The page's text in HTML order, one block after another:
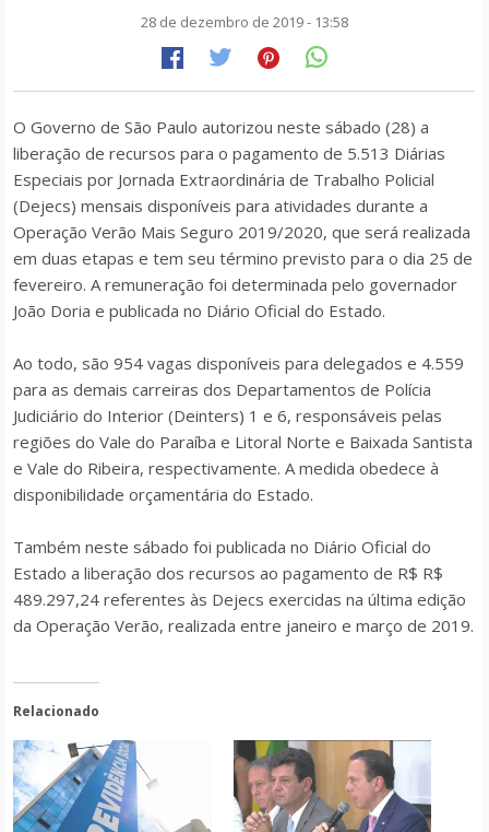
28 de dezembro de 2019 - 13:58
O Governo de São Paulo autorizou neste sábado (28) a
liberação de recursos para o pagamento de 5.513 Diárias
Especiais por Jornada Extraordinária de Trabalho Policial
(Dejecs) mensais disponíveis para atividades durante a
Operação Verão Mais Seguro 2019/2020, que será realizada
em duas etapas e tem seu término previsto para o dia 25 de
fevereiro. A remuneração foi determinada pelo governador
João Doria e publicada no Diário Oficial do Estado.
Ao todo, são 954 vagas disponíveis para delegados e 4.559
para as demais carreiras dos Departamentos de Polícia
Judiciário do Interior (Deinters) 1 e 6, responsáveis pelas
regiões do Vale do Paraíba e Litoral Norte e Baixada Santista
e Vale do Ribeira, respectivamente. A medida obedece à
disponibilidade orçamentária do Estado.
Também neste sábado foi publicada no Diário Oficial do
Estado a liberação dos recursos ao pagamento de R$ R$
489.297,24 referentes às Dejecs exercidas na última edição
da Operação Verão, realizada entre janeiro e março de 2019.
Relacionado